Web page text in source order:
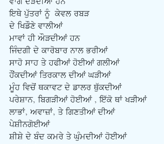
ਵਾਂਗ ਦੌੜਦੀਆਂ ਹਨ
ਇਥੇ ਪੁੱਤਰਾਂ ਨੂੰ  ਕੇਵਲ ਰਬੜ
ਦੇ ਖਿਡੌਣੇ ਵਾਲੀਆਂ
ਮਾਵਾਂ ਹੀ ਔੜਦੀਆਂ ਹਨ
ਜਿੰਦਗੀ ਦੇ ਕਾਰੋਬਾਰ ਨਾਲ ਭਰੀਆਂ
ਸਾਹੋ ਸਾਹ ਤੇ ਹਫੀਆਂ ਹੋਈਆਂ ਗਲੀਆਂ
ਹੌਂਕਦੀਆਂ ਤਿਰਕਾਲ ਦੀਆਂ ਘੜੀਆਂ
ਮੂੰਹ ਵਿਚੋਂ ਥਕਾਵਟ ਦੇ ਡਾਲਰ ਥੁੱਕਦੀਆਂ
ਪਰੇਸ਼ਾਨ, ਬਿਗੜੀਆਂ ਹੋਈਆਂ , ਇੱਕੋ ਥਾਂ ਖੜੀਆਂ
ਲਾਭਾਂ, ਅਵਾਜ਼ਾਂ, ਤੇ ਗਿਣਤੀਆਂ ਦੀਆਂ
ਪੇਸ਼ੀਨਗੋਈਆਂ
ਸ਼ੀਸ਼ੇ ਦੇ ਬੰਦ ਕਮਰੇ ਤੇ ਘੁੰਮਦੀਆਂ ਹੋਈਆਂ